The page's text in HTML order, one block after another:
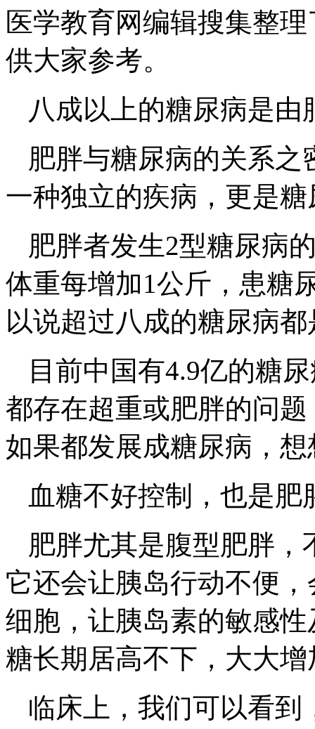
医学教育网编辑搜集整
供大家参考。
八成以上的糖尿病是
肥胖与糖尿病的关系
一种独立的疾病，更是
肥胖者发生2型糖尿病
体重每增加1公斤，患糖
以说超过八成的糖尿病
目前中国有4.9亿的糖
都存在超重或肥胖的问
如果都发展成糖尿病，
血糖不好控制，也是肥
肥胖尤其是腹型肥胖
它还会让胰岛行动不便
细胞，让胰岛素的敏感
糖长期居高不下，大大
临床上，我们可以看